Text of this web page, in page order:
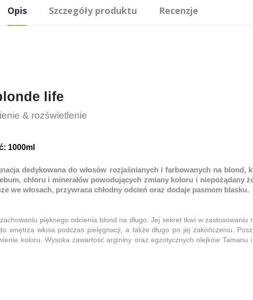
Opis Szczegóły produktu Recenzje
life
& rozświetlenie
1000ml
dedykowana do włosów rozjaśnianych i farbowanych na blond,
chloru i minerałów powodujących zmiany koloru i niepożądany
we włosach, przywraca chłodny odcień oraz dodaje pasmom blasku.
pięknego odcienia blond na długo. Jej sekret tkwi w
wnętrza włosa podczas pielęgnacji, a także długo po jej zakończeniu.
koloru. Wysoka zawartość argininy oraz egzotycznych olejków